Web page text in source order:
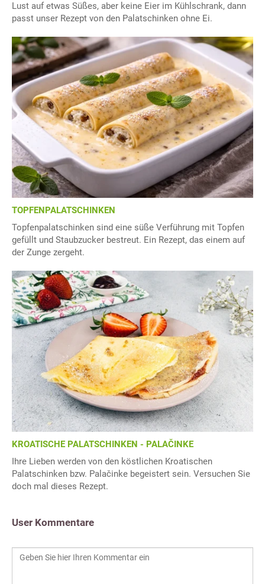
Lust auf etwas Süßes, aber keine Eier im Kühlschrank, dann
passt unser Rezept von den Palatschinken ohne Ei.
TOPFENPALATSCHINKEN
Topfenpalatschinken sind eine süße Verführung mit Topfen
gefüllt und Staubzucker bestreut. Ein Rezept, das einem auf
der Zunge zergeht.
KROATISCHE PALATSCHINKEN - PALAČINKE
Ihre Lieben werden von den köstlichen Kroatischen
Palatschinken bzw. Palačinke begeistert sein. Versuchen Sie
doch mal dieses Rezept.
User Kommentare